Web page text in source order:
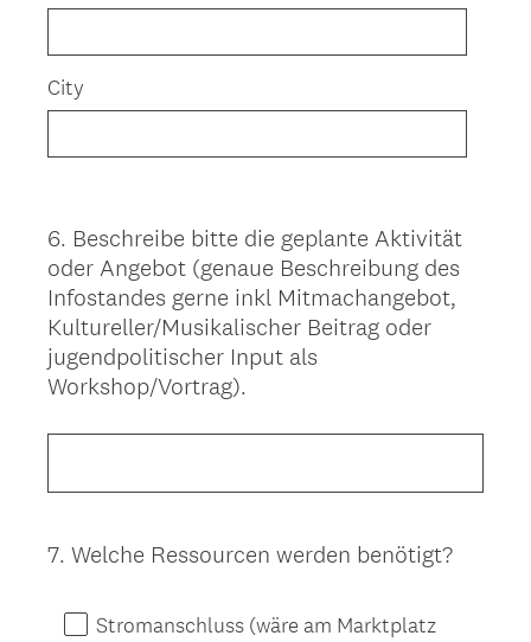
City
Question
Title
6. Beschreibe bitte die geplante Aktivität
oder Angebot (genaue Beschreibung des
Infostandes gerne inkl Mitmachangebot,
Kultureller/Musikalischer Beitrag oder
jugendpolitischer Input als
Workshop/Vortrag).
Question
7. Welche Ressourcen werden benötigt?
Stromanschluss (wäre am Marktplatz